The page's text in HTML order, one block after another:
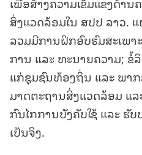
ສິ່ງແວດລ້ອມໃນ ສປປ ລາວ.
ລວມມີການຝຶກອົບຮົມສະເພ
ການ ແລະ ທະນາຍຄວາມ; ຂໍ້
ແກ່ຊຸມຊົນທ້ອງຖິ່ນ ແລະ ພາ
ມາດຕະຖານສິ່ງແວດລ້ອມ ແລ
ກົນໄກການບັງຄັບໃຊ້ ແລະ
ເປັນຈິງ.